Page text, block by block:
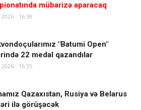
mübarizə aparacaq
2026 - 16:59
"Batumi Open"
22 medal qazandılar
2026 - 16:35
Qazaxıstan, Rusiya və Belarus
ilə görüşəcək